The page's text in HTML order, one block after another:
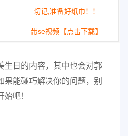
切记,准备好纸巾！！
带se视频【点击下载】
生日的内容，其中也会对郭
果能碰巧解决你的问题，别
吧！